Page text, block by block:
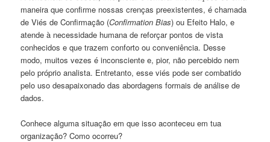
maneira que confirme nossas crenças preexistentes, é chamada
de Viés de Confirmação (Confirmation Bias) ou Efeito Halo, e
atende à necessidade humana de reforçar pontos de vista
conhecidos e que trazem conforto ou conveniência. Desse
modo, muitos vezes é inconsciente e, pior, não percebido nem
pelo próprio analista. Entretanto, esse viés pode ser combatido
pelo uso desapaixonado das abordagens formais de análise de
dados.
Conhece alguma situação em que isso aconteceu em tua
organização? Como ocorreu?